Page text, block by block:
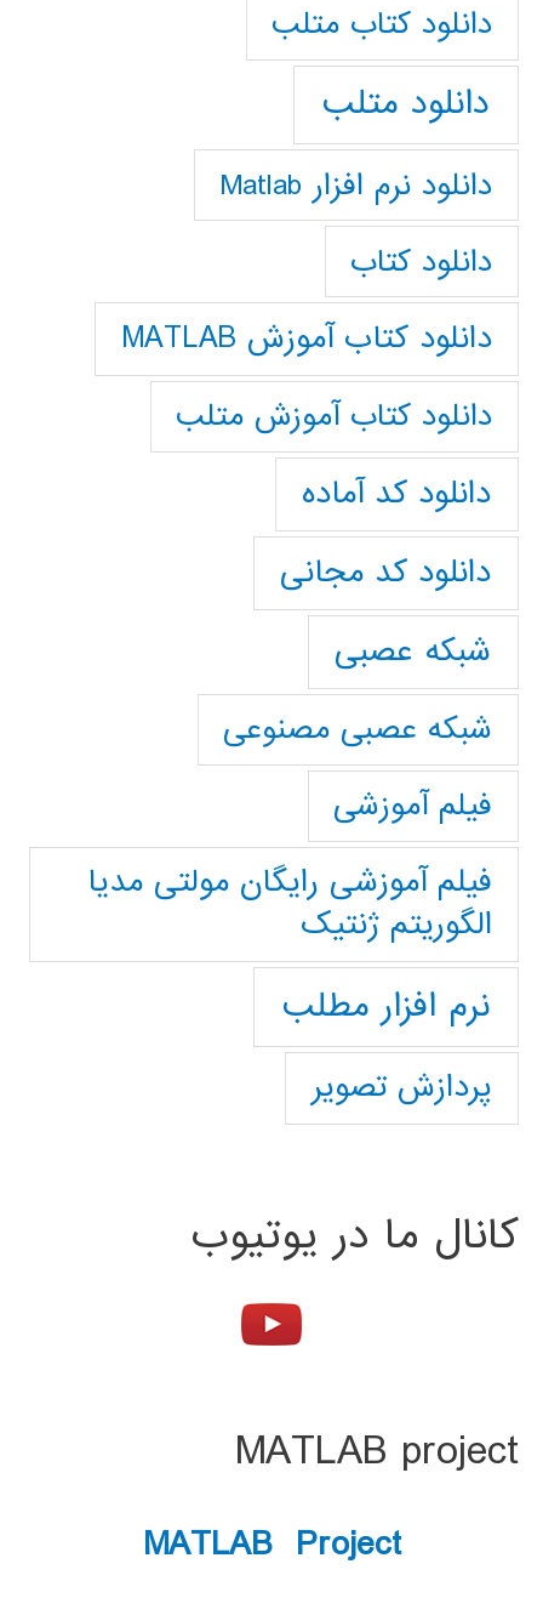
دانلود كتاب متلب
دانلود متلب
دانلود نرم افزار Matlab
دانلود کتاب
دانلود کتاب آموزش MATLAB
دانلود کتاب آموزش متلب
دانلود کد آماده
دانلود کد مجانی
شبکه عصبی
شبکه عصبی مصنوعی
فیلم آموزشی
فیلم آموزشی رایگان مولتی مدیا
الگوریتم ژنتیک
نرم افزار مطلب
پردازش تصویر
کانال ما در یوتیوب
MATLAB project
MATLAB Project